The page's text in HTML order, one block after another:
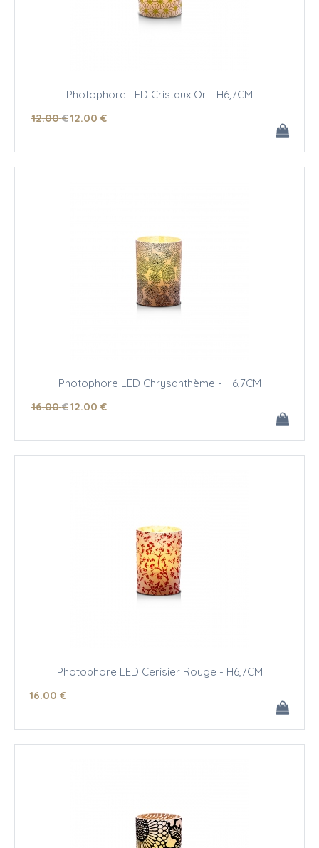
Photophore LED Cristaux Or - H6,7CM
12.00 €12.00 €
Photophore LED Chrysanthème - H6,7CM
16.00 €12.00 €
Photophore LED Cerisier Rouge - H6,7CM
16.00 €